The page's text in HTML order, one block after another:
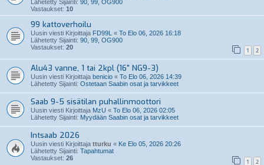
Lähetetty Sijainti: 90, 99, OG900
Vastaukset: 10
99 kattoverhoilu
Uusin viesti Kirjoittaja FD99L « To Elo 06, 2026 16:18
Lähetetty Sijainti: 90, 99, OG900
Vastaukset: 20 1 2
Alu43 vanne, 1 tai 2kpl (16" NG9-3)
Uusin viesti Kirjoittaja benicio « To Elo 06, 2026 14:39
Lähetetty Sijainti: Ostetaan Saabin osat ja tarvikkeet
Saab 9-5 sisätilan puhallinmoottori
Uusin viesti Kirjoittaja MzU « To Elo 06, 2026 02:05
Lähetetty Sijainti: Myydään Saabin osat ja tarvikkeet
Intsaab 2026
Uusin viesti Kirjoittaja tturku « Ke Elo 05, 2026 20:26
Lähetetty Sijainti: Tapahtumat
Vastaukset: 26 1 2